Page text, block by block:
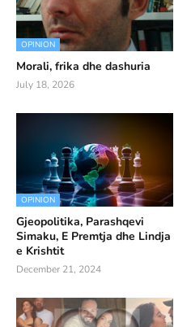
OPINION
Morali, frika dhe dashuria
July 18, 2026
OPINION
Gjeopolitika, Parashqevi
Simaku, E Premtja dhe Lindja
e Krishtit
December 21, 2024